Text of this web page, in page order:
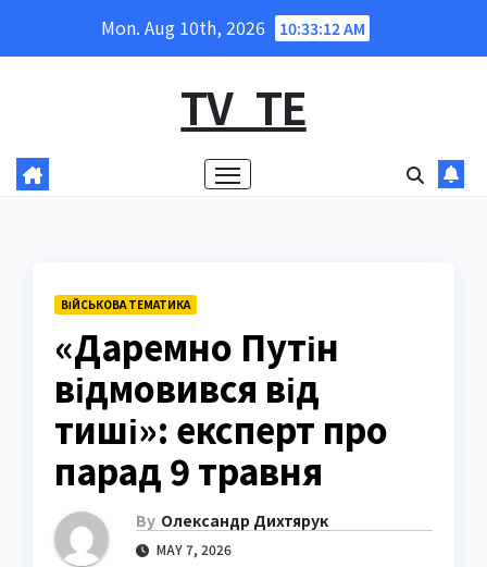
Mon. Aug 10th, 2026 10:33:13 AM
TV_TE
ВІЙСЬКОВА ТЕМАТИКА
«Даремно Путін
відмовився від
тиші»: експерт про
парад 9 травня
By Олександр Дихтярук
MAY 7, 2026